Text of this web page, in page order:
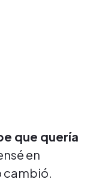
que quería
en
cambió.